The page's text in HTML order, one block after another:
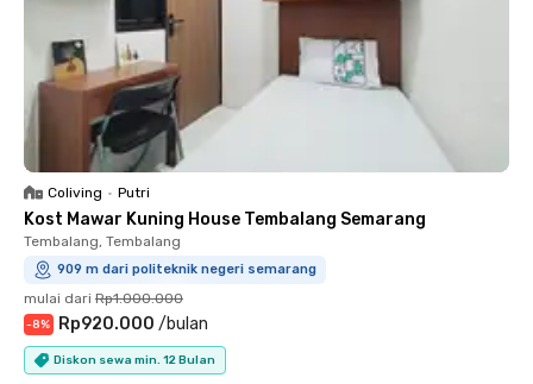
Coliving • Putri
Kost Mawar Kuning House Tembalang Semarang
Tembalang, Tembalang
909 m dari politeknik negeri semarang
mulai dari Rp1.000.000
-8% Rp920.000 /bulan
Diskon sewa min. 12 Bulan